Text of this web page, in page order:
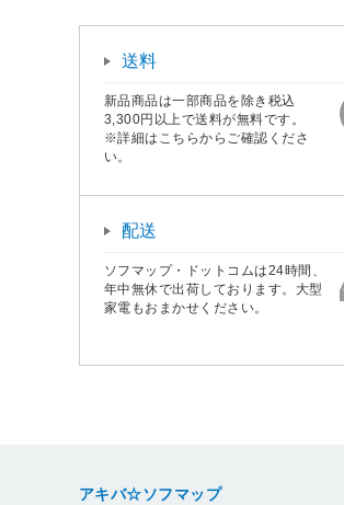
送料
新品商品は一部商品を除き税込
3,300円以上で送料が無料です。
※詳細はこちらからご確認くださ
い。
配送
ソフマップ・ドットコムは24時間、
年中無休で出荷しております。大型
家電もおまかせください。
アキバ☆ソフマップ